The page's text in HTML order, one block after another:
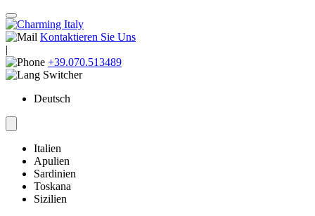
Kontaktieren Sie Uns
|
+39.070.513489
Deutsch
Italien
Apulien
Sardinien
Toskana
Sizilien